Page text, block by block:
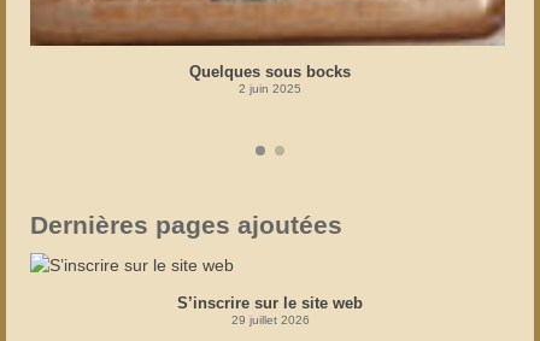
Quelques sous bocks
2 juin 2025
Dernières pages ajoutées
S’inscrire sur le site web
29 juillet 2026